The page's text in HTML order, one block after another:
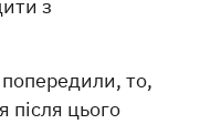
з
то,
цього